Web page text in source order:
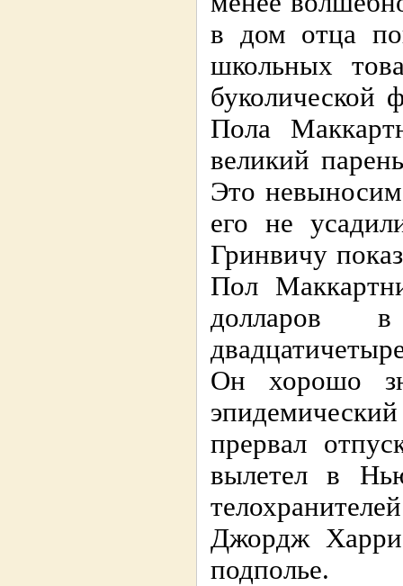
в дом отца
школьных
буколической
Пола
великий
Это
его не
Гринвичу
Пол
долларов
Он хорошо
прервал
вылетел в
Джордж
подполье.